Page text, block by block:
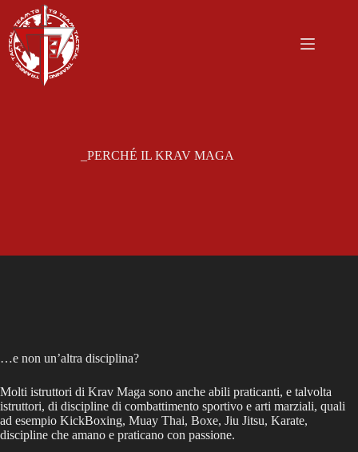
contenuto
_PERCHÉ IL KRAV MAGA
…e non un’altra disciplina?
Molti istruttori di Krav Maga sono anche abili praticanti, e talvolta
istruttori, di discipline di combattimento sportivo e arti marziali, quali
ad esempio KickBoxing, Muay Thai, Boxe, Jiu Jitsu, Karate,
discipline che amano e praticano con passione.